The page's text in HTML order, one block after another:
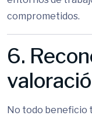
comprometidos.
6.
No todo beneficio